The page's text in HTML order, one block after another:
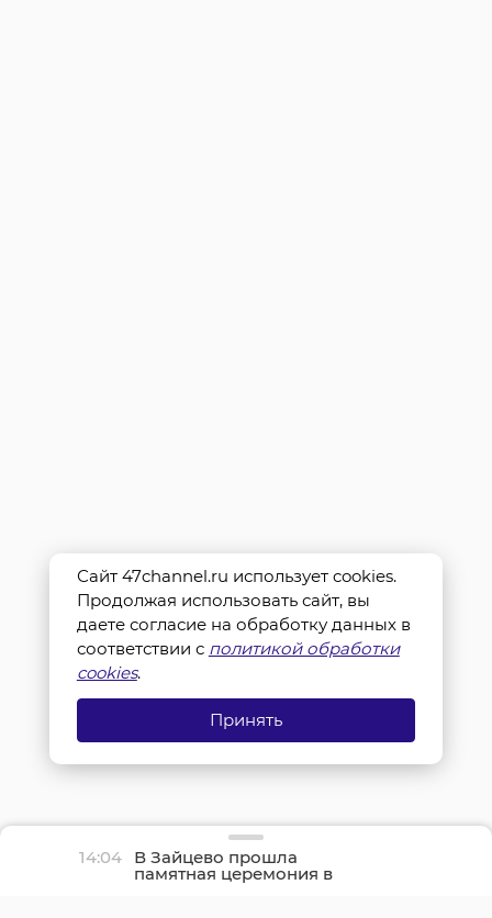
14:04 В Зайцево прошла
памятная церемония в
честь дня окончания
Сайт 47channel.ru использует cookies.
Продолжая использовать сайт, вы
даете согласие на обработку данных в
соответствии с политикой обработки
cookies.
Принять